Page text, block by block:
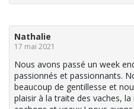
Nathalie
17 mai 2021
Nous avons passé un week
passionnés et passionnants.
beaucoup de gentillesse et
plaisir à la traite des vaches,